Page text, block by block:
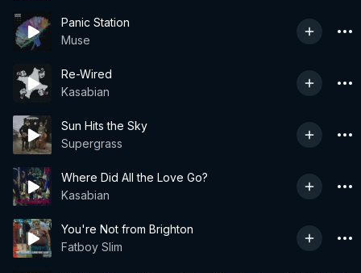
Panic Station
Muse
Re-Wired
Kasabian
Sun Hits the Sky
Supergrass
Where Did All the Love Go?
Kasabian
You're Not from Brighton
Fatboy Slim